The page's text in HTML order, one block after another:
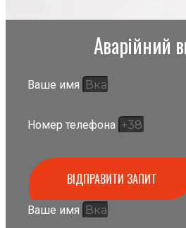
Аварійний
Ваше имя
Номер телефона
ВІДПРАВИТИ ЗАПИТ
Ваше имя